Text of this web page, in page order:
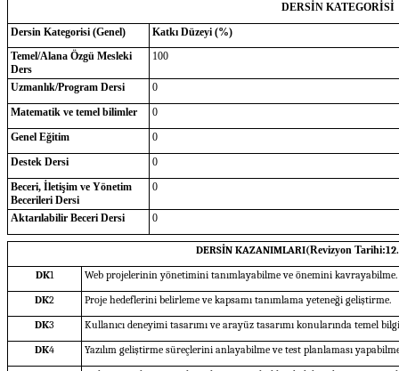
DERSİN KATEGORİSİ
Dersin Kategorisi (Genel)
Katkı Düzeyi (%)
Temel/Alana Özgü Mesleki
Ders
100
Uzmanlık/Program Dersi
0
Matematik ve temel bilimler
0
Genel Eğitim
0
Destek Dersi
0
Beceri, İletişim ve Yönetim
Becerileri Dersi
0
Aktarılabilir Beceri Dersi 0
DERSİN KAZANIMLARI(Revizyon Tarihi:
DK1
Web projelerinin yönetimini tanımlayabilme ve önemini kavrayabilme.
DK2
Proje hedeflerini belirleme ve kapsamı tanımlama yeteneği geliştirme.
DK3
Kullanıcı deneyimi tasarımı ve arayüz tasarımı konularında temel
DK4
Yazılım geliştirme süreçlerini anlayabilme ve test planlaması